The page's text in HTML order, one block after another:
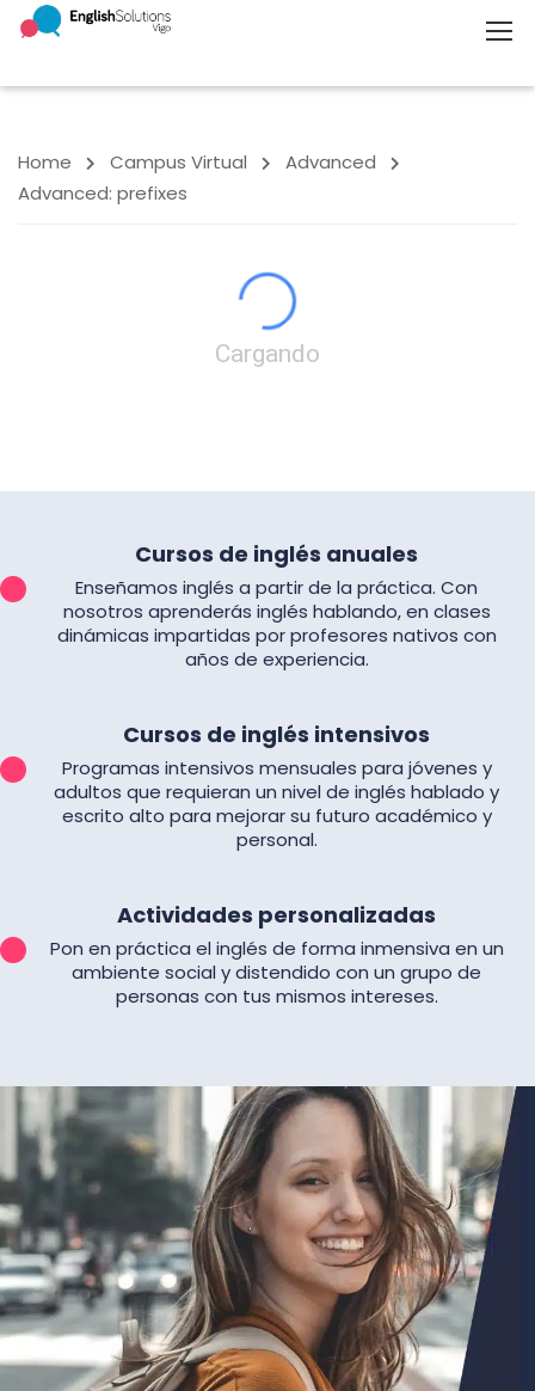
Home Campus Virtual
Advanced
Advanced: prefixes
Cargando
Cursos de inglés anuales
Enseñamos inglés a partir de la práctica. Con
nosotros aprenderás inglés hablando, en clases
dinámicas impartidas por profesores nativos con
años de experiencia.
Cursos de inglés intensivos
Programas intensivos mensuales para jóvenes y
adultos que requieran un nivel de inglés hablado y
escrito alto para mejorar su futuro académico y
personal.
Actividades personalizadas
Pon en práctica el inglés de forma inmensiva en un
ambiente social y distendido con un grupo de
personas con tus mismos intereses.